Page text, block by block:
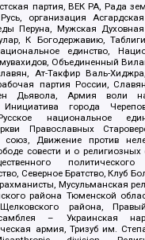
партия, ВЕК РА, Рада
организация
Перуна, Мужская
К Богодержавию,
единство,
Объединенный
Ат-Такфир Валь-
партия России,
Дьявола, Армия воли
Инициатива города
национальное
Православных
союз, Движение против
совести и о
Северное Братство, Клуб
Мусульманская
района Тюменской
района,
– Украинская
армия, Тризуб им.